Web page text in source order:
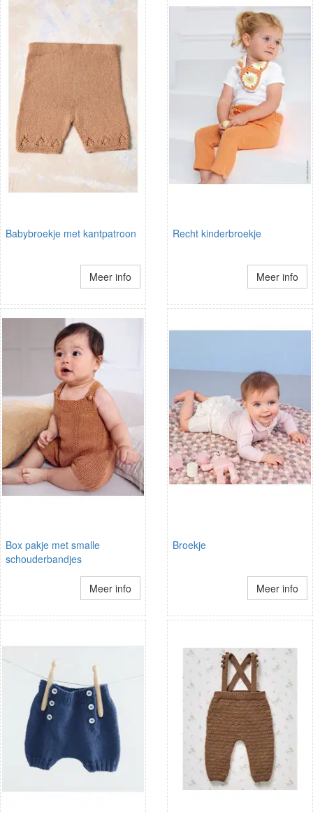
Babybroekje met kantpatroon
Meer info
Recht kinderbroekje
Meer info
Box pakje met smalle
schouderbandjes
Meer info
Broekje
Meer info